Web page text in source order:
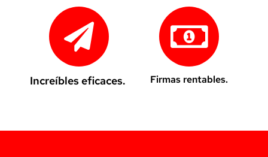
Increíbles eficaces. Firmas rentables.